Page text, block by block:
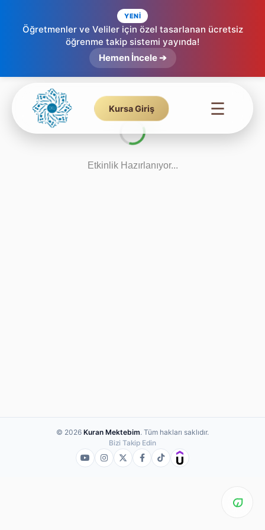
YENİ
Öğretmenler ve Veliler için özel tasarlanan ücretsiz
öğrenme takip sistemi yayında!
Hemen İncele ➔
Kursa Giriş ☰
Etkinlik Hazırlanıyor...
© 2026 Kuran Mektebim. Tüm hakları saklıdır.
Bizi Takip Edin